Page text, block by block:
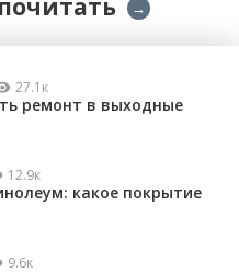
→
27.1к
ремонт в выходные
12.9к
какое покрытие
9.6к